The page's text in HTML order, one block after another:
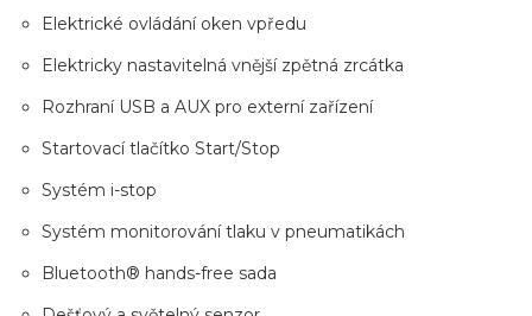
Elektrické ovládání oken vpředu
Elektricky nastavitelná vnější zpětná zrcátka
Rozhraní USB a AUX pro externí zařízení
Startovací tlačítko Start/Stop
Systém i-stop
Systém monitorování tlaku v pneumatikách
Bluetooth® hands-free sada